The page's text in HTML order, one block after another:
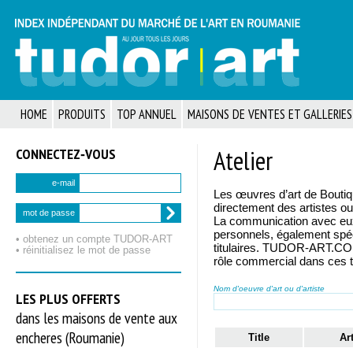
HOME PRODUITS TOP ANNUEL MAISONS DE VENTES ET GALLERIES
CONNECTEZ‑VOUS
e-mail
mot de passe
• obtenez un compte TUDOR‑ART
• réinitialisez le mot de passe
LES PLUS OFFERTS
dans les maisons de vente aux
encheres (Roumanie)
Atelier
Les œuvres d’art de
directement des artistes
La communication avec
personnels, également
titulaires. TUDOR-
rôle commercial dans ces
Nom d'oeuvre d'art ou d'artiste
Title